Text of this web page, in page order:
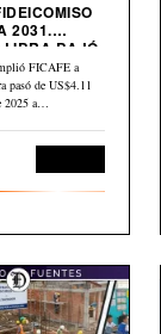
2031.
LIBRA BAJÓ
FICAFE a
pasó de US$4.11
2025 a…